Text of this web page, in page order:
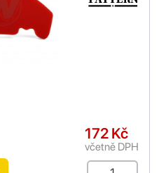
172 Kč
včetně DPH